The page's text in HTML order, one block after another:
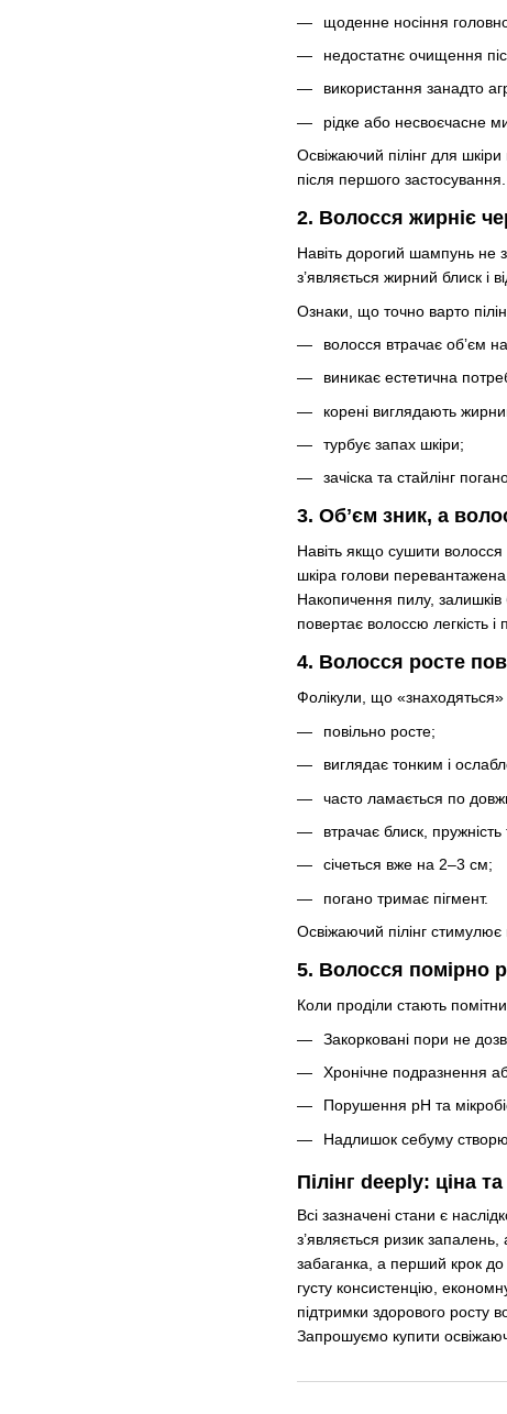
щоденне носіння
недостатнє очищення
використання занадто
рідке або несвоєчасне
Освіжаючий пілінг для шкіри
після першого застосування.
2. Волосся жирніє
Навіть дорогий шампунь не
з’являється жирний блиск і
Ознаки, що точно варто
волосся втрачає обʼєм
виникає естетична
корені виглядають
турбує запах шкіри;
зачіска та стайлінг
3. Обʼєм зник, а
Навіть якщо сушити
шкіра голови
Накопичення пилу, залишків
повертає волоссю легкість
4. Волосся росте
Фолікули, що
повільно росте;
виглядає тонким і
часто ламається по
втрачає блиск, пружність
січеться вже на 2–3 см;
погано тримає пігмент.
Освіжаючий пілінг
5. Волосся помірно
Коли проділи стають
Закорковані пори не
Хронічне подразнення
Порушення pH та
Надлишок себуму
Пілінг deeply: ціна та
Всі зазначені стани є
з’являється ризик
забаганка, а перший крок
густу консистенцію,
підтримки здорового росту
Запрошуємо купити